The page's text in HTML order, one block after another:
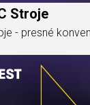
Stroje
- presné